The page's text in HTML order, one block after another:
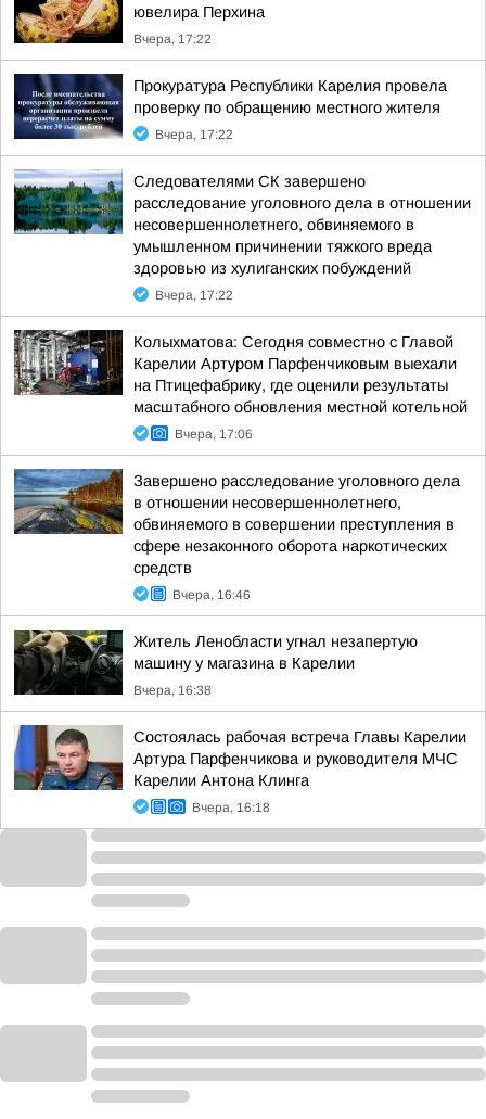
ювелира Перхина
Вчера, 17:22
Прокуратура Республики Карелия провела
проверку по обращению местного жителя
Вчера, 17:22
Следователями СК завершено
расследование уголовного дела в отношении
несовершеннолетнего, обвиняемого в
умышленном причинении тяжкого вреда
здоровью из хулиганских побуждений
Вчера, 17:22
Колыхматова: Сегодня совместно с Главой
Карелии Артуром Парфенчиковым выехали
на Птицефабрику, где оценили результаты
масштабного обновления местной котельной
Вчера, 17:06
Завершено расследование уголовного дела
в отношении несовершеннолетнего,
обвиняемого в совершении преступления в
сфере незаконного оборота наркотических
средств
Вчера, 16:46
Житель Ленобласти угнал незапертую
машину у магазина в Карелии
Вчера, 16:38
Состоялась рабочая встреча Главы Карелии
Артура Парфенчикова и руководителя МЧС
Карелии Антона Клинга
Вчера, 16:18